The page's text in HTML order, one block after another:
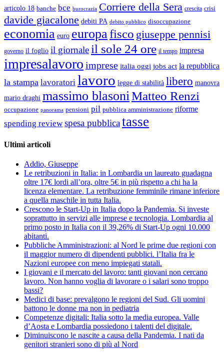
articolo 18 banche bce burocrazia Corriere della Sera crescita crisi
davide giacalone debiti PA debito pubblico disoccupazione
economia euro europafisco giuseppe pennisi
governo il foglio il giornale il sole 24 ore il tempo impresa
impresalavoro imprese italia oggi jobs act la repubblica
la stampa lavoratori lavoro legge di stabilità libero manovra
mario draghi massimo blasoniMatteo Renzi
occupazione panorama pensioni pil pubblica amministrazione riforme
spending review spesa pubblicatasse
Ultimi articoli
Addio, Giuseppe
Le retribuzioni in Italia: in Lombardia un laureato guadagna
oltre 17€ lordi all’ora, oltre 5€ in più rispetto a chi ha la
licenza elementare. La retribuzione femminile rimane inferiore
a quella maschile in tutta Italia.
Crescono le Start-Up in Italia dopo la Pandemia. Si investe
soprattutto in servizi alle imprese e tecnologia. Lombardia al
primo posto in Italia con il 39,26% di Start-Up ogni 10.000
abitanti.
Pubbliche Amministrazioni: al Nord le prime due regioni con
il maggior numero di dipendenti pubblici. l’Italia fra le
Nazioni europee con meno impiegati statali.
I giovani e il mercato del lavoro: tanti giovani non cercano
lavoro. Non hanno voglia di lavorare o i salari sono troppo
bassi?
Medici di base: prevalgono le regioni del Sud. Gli uomini
battono le donne ma non in pediatria
Competenze digitali: Italia sotto la media europea. Valle
d’Aosta e Lombardia possiedono i talenti del digitale.
Diminuiscono le nascite a causa della Pandemia. I nati da
genitori stranieri sono di più al Nord